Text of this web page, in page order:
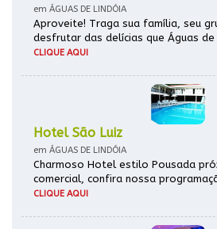
em ÁGUAS DE LINDÓIA
Aproveite! Traga sua família, seu
desfrutar das delícias que Águas
CLIQUE AQUI
Hotel São Luiz
em ÁGUAS DE LINDÓIA
Charmoso Hotel estilo Pousada
comercial, confira nossa
CLIQUE AQUI